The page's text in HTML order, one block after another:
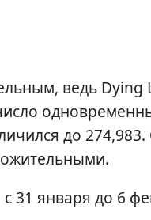
ведь
до
31 января до 6